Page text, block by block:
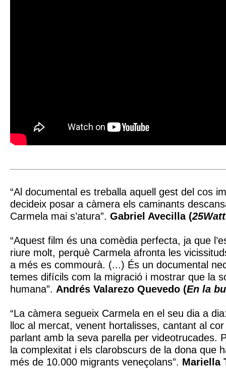
“Al documental es treballa aquell gest del cos
decideix posar a càmera els caminants
Carmela mai s’atura”. Gabriel Avecilla (
“Aquest film és una comèdia perfecta, ja que
riure molt, perquè Carmela afronta les
a més es commourà. (...) És un documental
temes difícils com la migració i mostrar que la
humana”. Andrés Valarezo Quevedo (En la
“La càmera segueix Carmela en el seu dia a
lloc al mercat, venent hortalisses, cantant al cor
parlant amb la seva parella per videotrucades.
la complexitat i els clarobscurs de la dona que
més de 10.000 migrants veneçolans”. Mariella